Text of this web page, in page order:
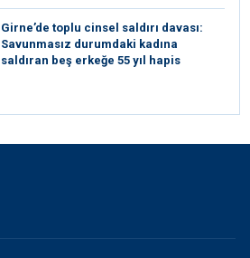
Girne’de toplu cinsel saldırı davası:
Savunmasız durumdaki kadına
saldıran beş erkeğe 55 yıl hapis